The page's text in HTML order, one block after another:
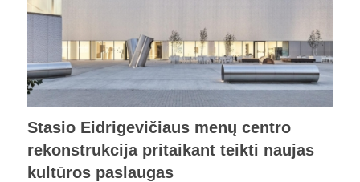
Stasio Eidrigevičiaus menų centro
rekonstrukcija pritaikant teikti naujas
kultūros paslaugas